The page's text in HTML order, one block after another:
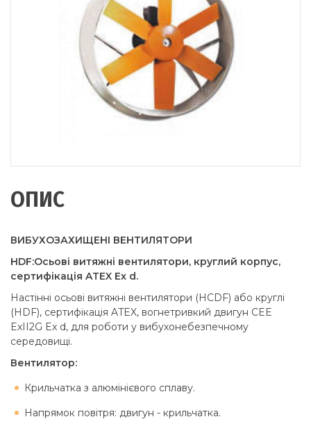
ОПИС
ВИБУХОЗАХИЩЕНІ ВЕНТИЛЯТОРИ
HDF:Осьові витяжні вентилятори, круглий корпус,
сертифікація ATEX Ex d.
Настінні осьові витяжні вентилятори (HCDF) або круглі
(HDF), сертифікація ATEX, вогнетривкий двигун CEE
ExII2G Ex d, для роботи у вибухонебезпечному
середовищі.
Вентилятор:
Крильчатка з алюмінієвого сплаву.
Напрямок повітря: двигун - крильчатка.